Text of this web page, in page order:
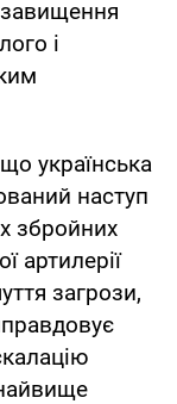
і
українська
наступ
збройних
артилерії
загрози,